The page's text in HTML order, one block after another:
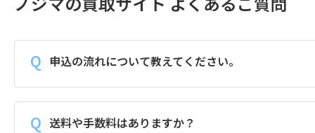
申込の流れについて教えてください。
送料や手数料はありますか？